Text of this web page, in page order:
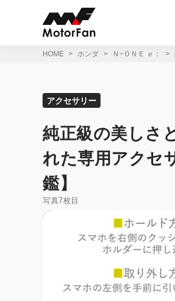
HOME ホンダ Ｎ−ＯＮＥ ｅ：
アクセサリー
純正級の美しさ
れた専用アクセ
鑑】
写真7枚目